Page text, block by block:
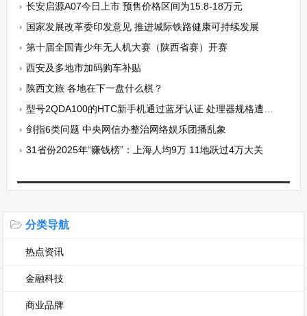
长安启源A07今日上市 预售价格区间为15.8-18万元
国家发展改革委印发意见 推进城际铁路健康可持续发展
第十届全国青少年无人机大赛（陕西省赛）开赛
西安及多地市加码购车补贴
陕西文旅 各地在下一盘什么棋？
型号2QDA100的HTC新手机通过蓝牙认证 处理器规格遭曝光
剑指6类问题 中央网信办整治网络娱乐团播乱象
31省份2025年“赚钱榜”：上海人均9万 11地跃过4万大关
分类导航
热点资讯
金融科技
商业品牌